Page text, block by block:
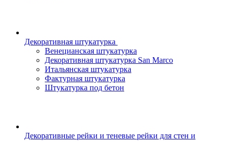
Декоративная штукатурка
Венецианская штукатурка
Декоративная штукатурка San Marco
Итальянская штукатурка
Фактурная штукатурка
Штукатурка под бетон
Декоративные рейки и теневые рейки для стен и